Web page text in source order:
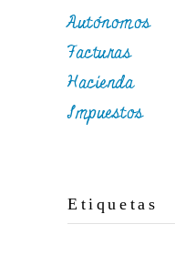
Autónomos
Facturas
Hacienda
Impuestos
Etiquetas